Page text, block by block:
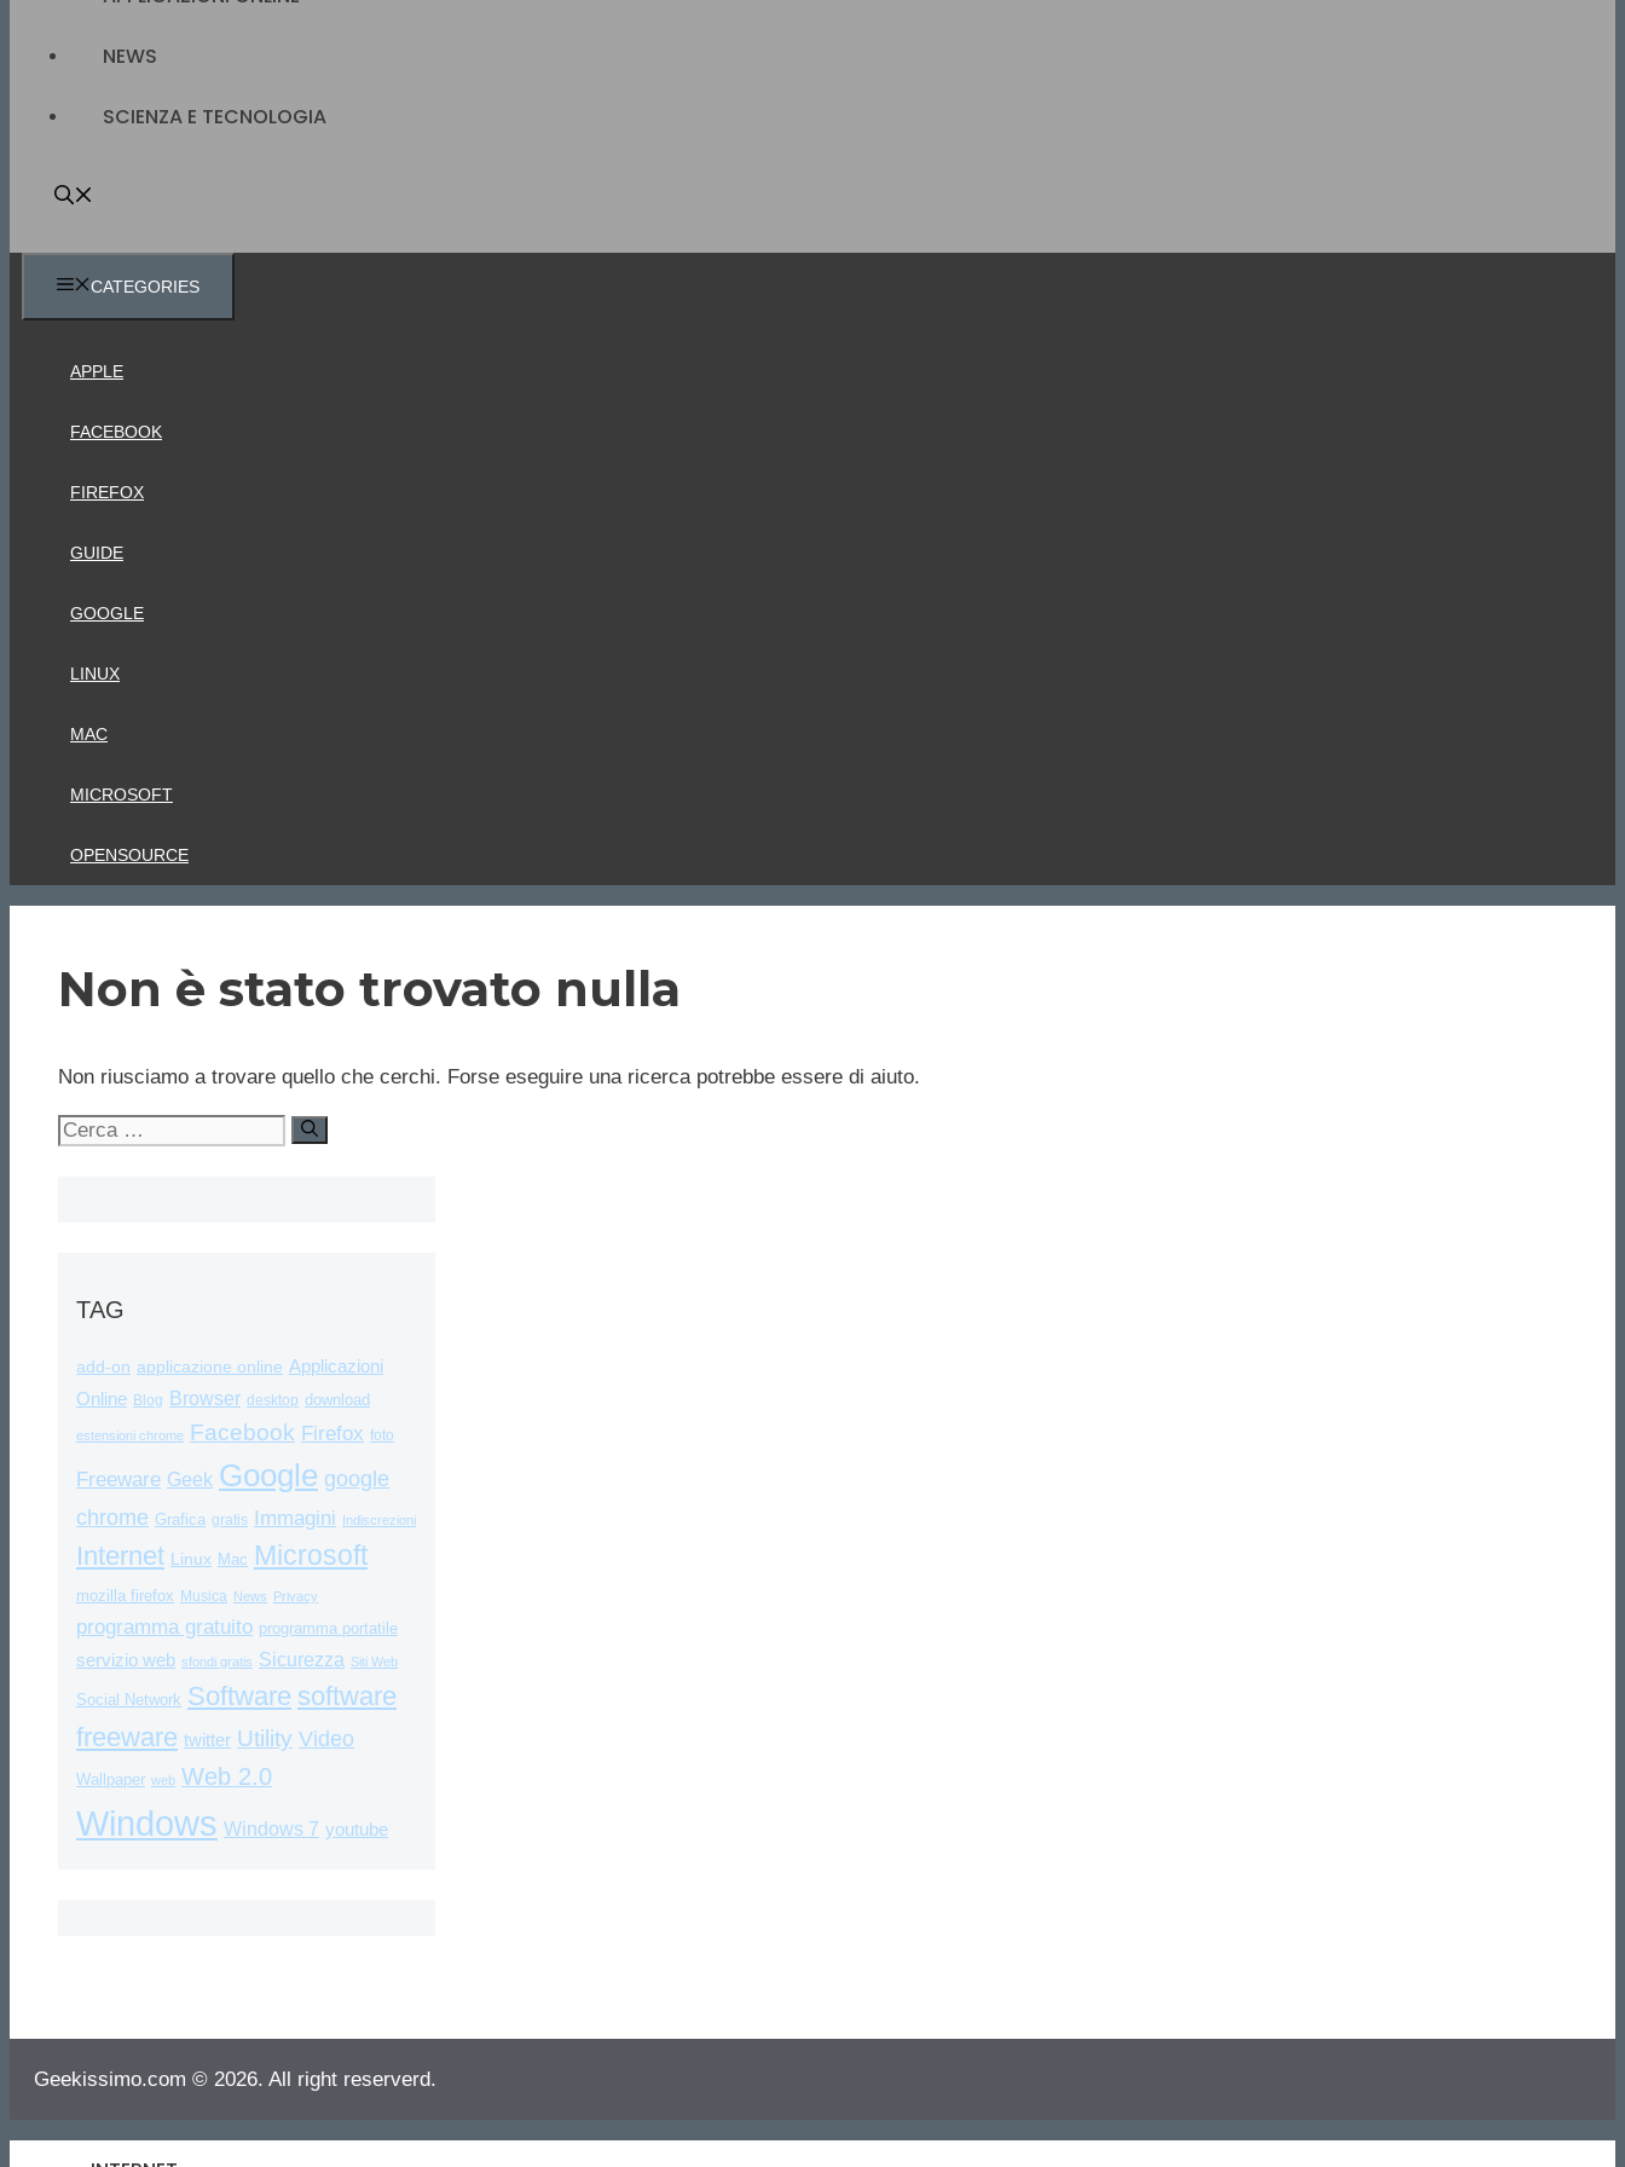
NEWS
SCIENZA E TECNOLOGIA
CATEGORIES
APPLE
FACEBOOK
FIREFOX
GUIDE
GOOGLE
LINUX
MAC
MICROSOFT
OPENSOURCE
Non è stato trovato nulla
Non riusciamo a trovare quello che cerchi. Forse eseguire una ricerca potrebbe essere di aiuto.
Ricerca
TAG
add-on applicazione online Applicazioni
Online Blog Browser desktop download
estensioni chrome Facebook Firefox foto
Freeware Geek Google google
chrome Grafica gratis Immagini Indiscrezioni
Internet Linux Mac Microsoft
mozilla firefox Musica News Privacy
programma gratuito programma portatile
servizio web sfondi gratis Sicurezza Siti Web
Social Network Software software
freeware twitter Utility Video
Wallpaper web Web 2.0
Windows Windows 7 youtube
Geekissimo.com © 2026. All right reserverd.